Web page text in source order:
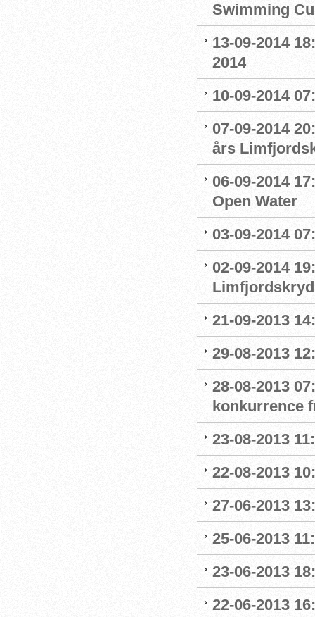
Swimming
13-09-2014
2014
10-09-2014
07-09-2014
års
06-09-2014
Open Water
03-09-2014
02-09-2014
21-09-2013
29-08-2013
28-08-2013
konkurrence
23-08-2013
22-08-2013
27-06-2013
25-06-2013
23-06-2013
22-06-2013